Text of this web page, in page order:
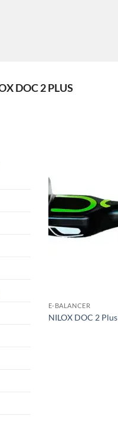
DOC 2 PLUS
E-BALANCER
NILOX DOC 2 Plus